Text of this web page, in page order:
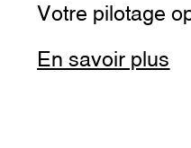
Votre pilotage
En savoir plus